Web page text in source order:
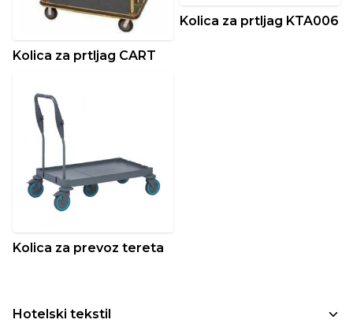
Hotelski tekstil
Kolica za prtljag CART
Kolica za prtljag KTA006
Kolica za prevoz tereta